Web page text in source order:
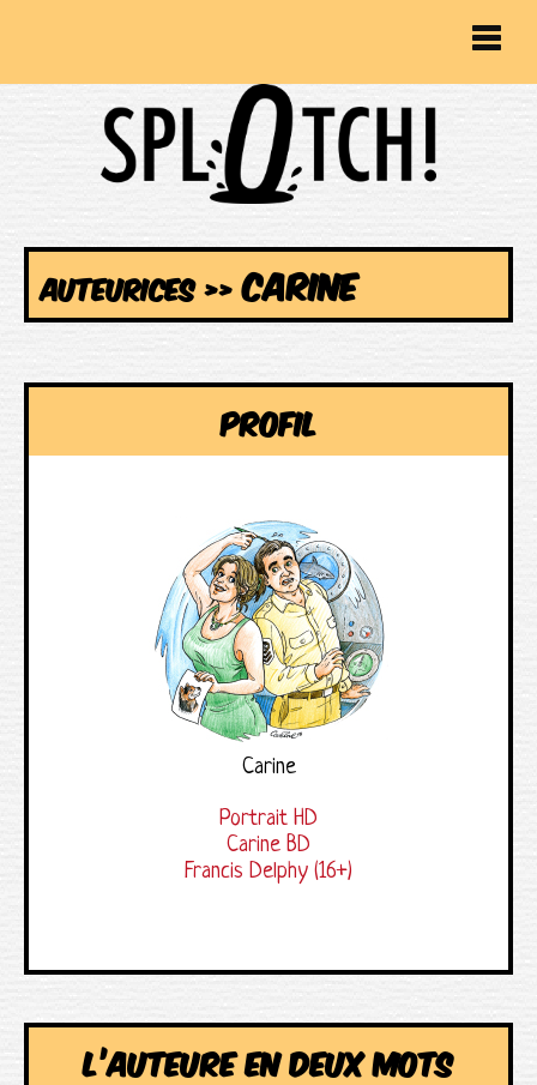
AUTEURICES>>CARINE
Profil
Carine
Portrait HD
Carine BD
Francis Delphy (16+)
L’auteure en deux mots